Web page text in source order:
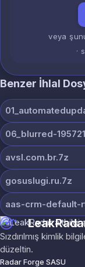
veya
·
Benzer İhlal
06_blurred-
avsl.com.br.7z
gosuslugi.ru.7z
aas-crm-default-
Sızdırılmış kimlik
düzeltin.
Radar Forge SASU